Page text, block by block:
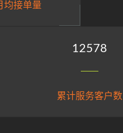
均接单量
15089
累计服务客户数